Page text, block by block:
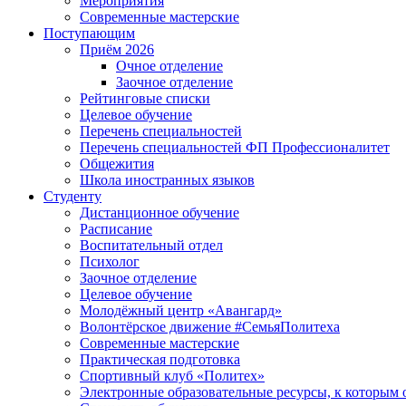
Современные мастерские
Поступающим
Приём 2026
Очное отделение
Заочное отделение
Рейтинговые списки
Целевое обучение
Перечень специальностей
Перечень специальностей ФП Профессионалитет
Общежития
Школа иностранных языков
Студенту
Дистанционное обучение
Расписание
Воспитательный отдел
Психолог
Заочное отделение
Целевое обучение
Молодёжный центр «Авангард»
Волонтёрское движение #СемьяПолитеха
Современные мастерские
Практическая подготовка
Спортивный клуб «Политех»
Электронные образовательные ресурсы, к которым